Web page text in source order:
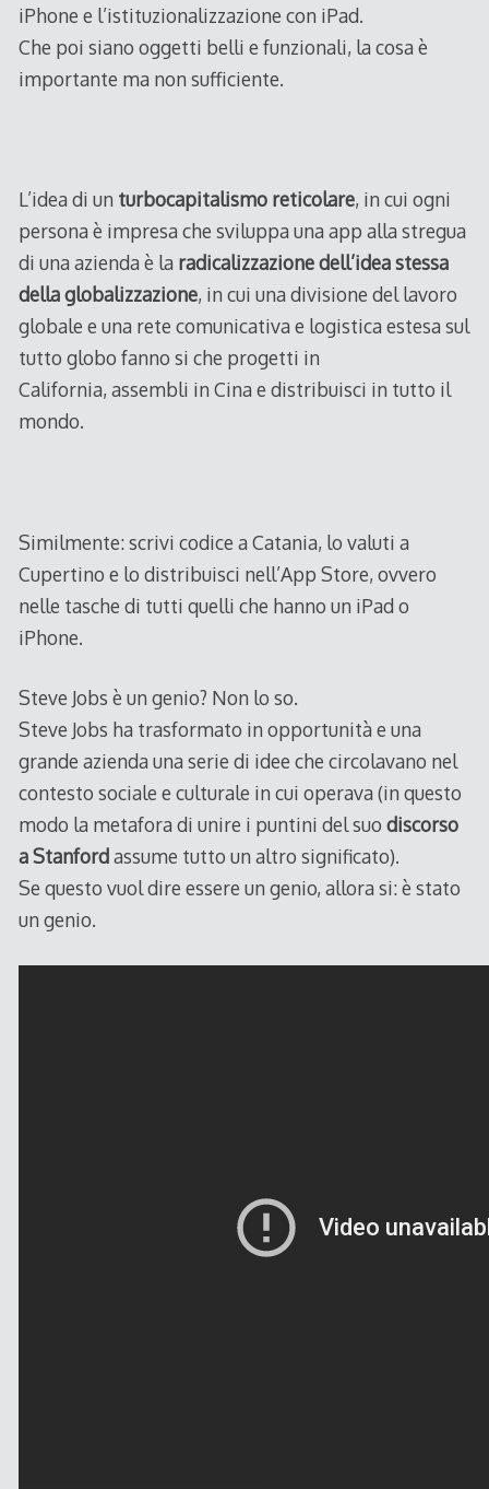
iPhone e l’istituzionalizzazione con iPad.
Che poi siano oggetti belli e funzionali, la cosa è
importante ma non sufficiente.
L’idea di un turbocapitalismo reticolare, in cui ogni
persona è impresa che sviluppa una app alla stregua
di una azienda è la radicalizzazione dell’idea stessa
della globalizzazione, in cui una divisione del lavoro
globale e una rete comunicativa e logistica estesa sul
tutto globo fanno si che progetti in
California, assembli in Cina e distribuisci in tutto il
mondo.
Similmente: scrivi codice a Catania, lo valuti a
Cupertino e lo distribuisci nell’App Store, ovvero
nelle tasche di tutti quelli che hanno un iPad o
iPhone.
Steve Jobs è un genio? Non lo so.
Steve Jobs ha trasformato in opportunità e una
grande azienda una serie di idee che circolavano nel
contesto sociale e culturale in cui operava (in questo
modo la metafora di unire i puntini del suo discorso
a Stanfordassume tutto un altro significato).
Se questo vuol dire essere un genio, allora si: è stato
un genio.